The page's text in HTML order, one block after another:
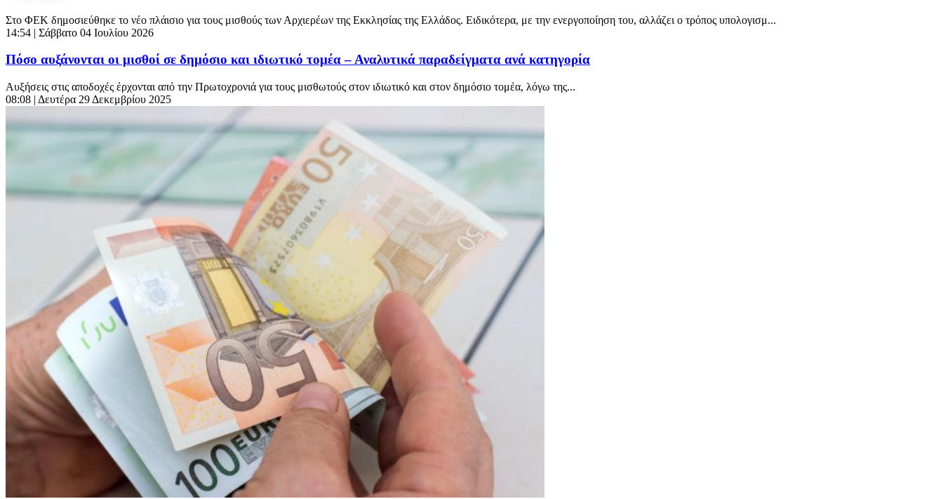
Στο ΦΕΚ δημοσιεύθηκε το νέο πλάισιο για τους μισθούς των Αρχιερέων της Εκκλησίας της Ελλάδος. Ειδικότερα, με την ενεργοποίηση του, αλλάζει ο τρόπος υπολογισμ...
14:54 | Σάββατο 04 Ιουλίου 2026
Πόσο αυξάνονται οι μισθοί σε δημόσιο και ιδιωτικό τομέα – Αναλυτικά παραδείγματα ανά κατηγορία
Aυξήσεις στις αποδοχές έρχονται από την Πρωτοχρονιά για τους μισθωτούς στον ιδιωτικό και στον δημόσιο τομέα, λόγω της...
08:08 | Δευτέρα 29 Δεκεμβρίου 2025